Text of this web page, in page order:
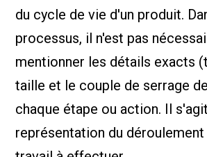
du cycle de vie d'un produit.
processus, il n'est pas
mentionner les détails exacts
taille et le couple de serrage
chaque étape ou action. Il
représentation du déroulement